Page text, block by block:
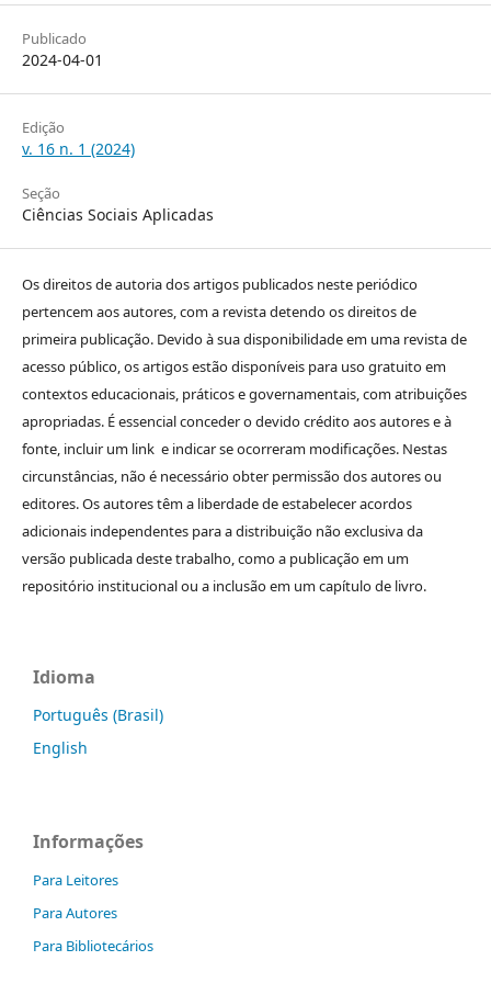
Publicado
2024-04-01
Edição
v. 16 n. 1 (2024)
Seção
Ciências Sociais Aplicadas
Os direitos de autoria dos artigos publicados neste periódico
pertencem aos autores, com a revista detendo os direitos de
primeira publicação. Devido à sua disponibilidade em uma revista de
acesso público, os artigos estão disponíveis para uso gratuito em
contextos educacionais, práticos e governamentais, com atribuições
apropriadas. É essencial conceder o devido crédito aos autores e à
fonte, incluir um link e indicar se ocorreram modificações. Nestas
circunstâncias, não é necessário obter permissão dos autores ou
editores. Os autores têm a liberdade de estabelecer acordos
adicionais independentes para a distribuição não exclusiva da
versão publicada deste trabalho, como a publicação em um
repositório institucional ou a inclusão em um capítulo de livro.
Idioma
Português (Brasil)
English
Informações
Para Leitores
Para Autores
Para Bibliotecários